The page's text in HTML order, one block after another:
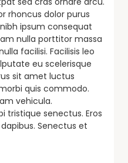
rhoncus dolor purus
ipsum consequat
nulla porttitor massa
facilisi. Facilisis leo
eu scelerisque
sit amet luctus
quis commodo.
vehicula.
tristique senectus. Eros
Senectus et